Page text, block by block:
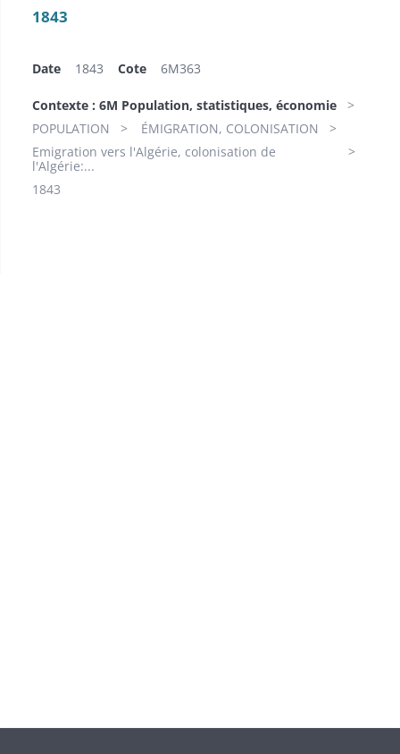
1843
Date 1843 Cote 6M363
Contexte : 6M Population, statistiques, économie
POPULATION
ÉMIGRATION, COLONISATION
Emigration vers l'Algérie, colonisation de
l'Algérie:...
1843